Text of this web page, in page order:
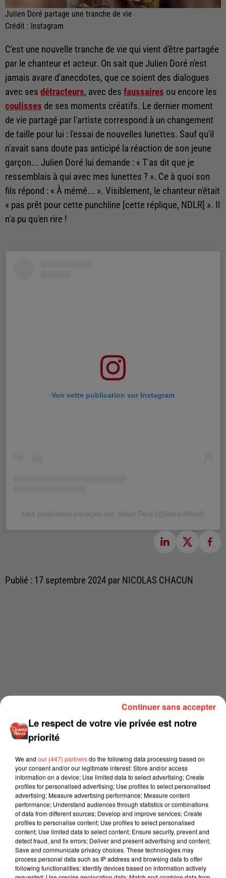
Julien Doré partage une tranche de vie
Crédit : Instagram
C'est une nouvelle tranche de vie qui vient d'être partagée
par le chanteur et acteur. On sait que Julien Doré n'est
jamais avare d'anecdotes, que ce soient des dialogues
avec ses détracteurs, avec des faussaires ou encore les
coulisses de ses moments créatifs. Le dernier moment
de vie partagé par l'artiste correspond à un changement
de taille pour lui : l'essai de nouvelles lunettes. Sauf qu'il
n'avait sans doute pas anticipé la réaction de son jeune
garçon... Julien Doré lui demande : « T'as dit que je
ressemblais à qui avec mes lunettes ? ». Ce à quoi son
fils répond : « À mémé... ». Visiblement, le chanteur n'était
« pas prêt pour cette punchline [cette réplique, NDLR] ». Il
n'a pu qu'en rire !
Voir cette publication sur Instagram
Une publication partagée par Julien Doré (@jdoreofficiel)
Publié : 17 septembre 2024 par NICOLAS CHACUN
Le respect de votre vie privée est notre
priorité
We and our (447) partnersdo the following data processing based on
your consent and/or our legitimate interest: Store and/or access
information on a device; Use limited data to select advertising; Create
profiles for personalised advertising; Use profiles to select personalised
advertising; Measure advertising performance; Measure content
performance; Understand audiences through statistics or combinations
of data from different sources; Develop and improve services; Create
profiles to personalise content; Use profiles to select personalised
content; Use limited data to select content; Ensure security, prevent and
detect fraud, and fix errors; Deliver and present advertising and content;
Save and communicate privacy choices. These technologies may
process personal data such as IP address and browsing data to offer
following functionalities: Identify devices based on information actively
Continuer sans accepter